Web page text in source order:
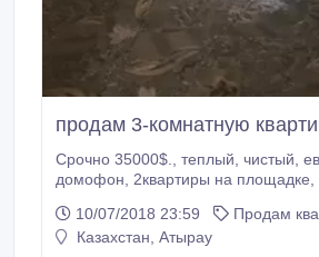
продам 3-комнатную
Срочно 35000$., теплый, чистый, евроремонт,
домофон, 2квартиры на площадке,
супермаркеты, остановки, школа, дет/сад, рынок
Дина, сплит-система, стиралка-автомат, мебель,
10/07/2018 23:59
Продам
Казахстан, Атырау